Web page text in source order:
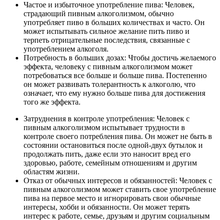
Частое и избыточное употребление пива: Человек,
страдающий пивным алкоголизмом, обычно
употребляет пиво в больших количествах и часто. Он
может испытывать сильное желание пить пиво и
терпеть отрицательные последствия, связанные с
употреблением алкоголя.
Потребность в больших дозах: Чтобы достичь желаемого
эффекта, человеку с пивным алкоголизмом может
потребоваться все больше и больше пива. Постепенно
он может развивать толерантность к алкоголю, что
означает, что ему нужно больше пива для достижения
того же эффекта.
Затруднения в контроле употребления: Человек с
пивным алкоголизмом испытывает трудности в
контроле своего потребления пива. Он может не быть в
состоянии остановиться после одной-двух бутылок и
продолжать пить, даже если это наносит вред его
здоровью, работе, семейным отношениям и другим
областям жизни.
Отказ от обычных интересов и обязанностей: Человек с
пивным алкоголизмом может ставить свое употребление
пива на первое место и игнорировать свои обычные
интересы, хобби и обязанности. Он может терять
интерес к работе, семье, друзьям и другим социальным